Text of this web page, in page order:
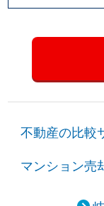
不動産の比較
マンション売